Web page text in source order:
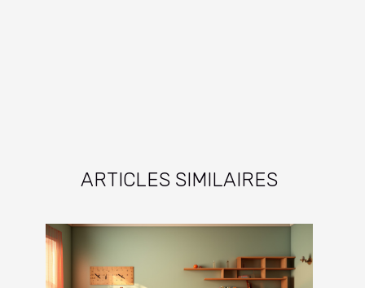
ARTICLES SIMILAIRES